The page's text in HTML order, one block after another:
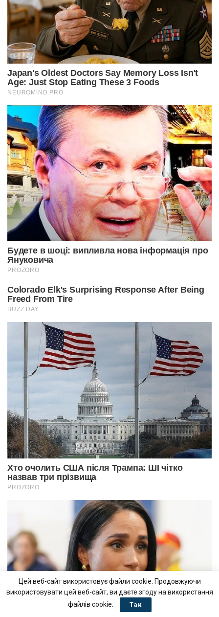
Цей веб-сайт використовує файли cookie. Продовжуючи
використовувати цей веб-сайт, ви даєте згоду на використання
файлів cookie.
Так